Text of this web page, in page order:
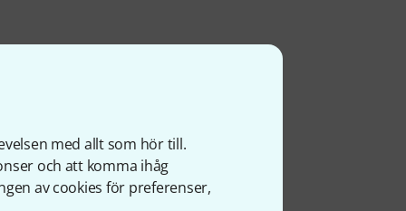
med allt som hör till.
och att komma ihåg
av cookies för preferenser,